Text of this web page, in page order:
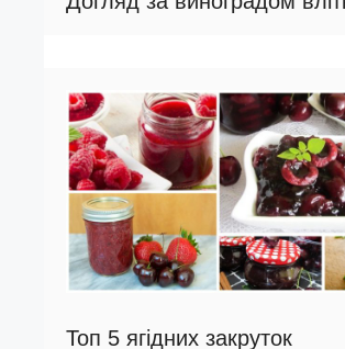
Топ 5 ягідних закруток